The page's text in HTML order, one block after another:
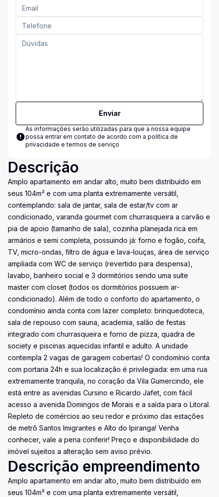
Enviar
As informações serão utilizadas para que a nossa equipe
possa entrar em contato de acordo com a política de
privacidade e termos de serviço
Descrição
Amplo apartamento em andar alto, muito bem distribuído em
seus 104m² e com uma planta extremamente versátil,
contemplando: sala de jantar, sala de estar/tv com ar
condicionado, varanda gourmet com churrasqueira a carvão e
pia de apoio (tamanho de sala), cozinha planejada rica em
armários e semi completa, possuindo já: forno e fogão, coifa,
TV, micro-ondas, filtro de água e lava-louças, área de serviço
ampliada com WC de serviço (revertido para despensa),
lavabo, banheiro social e 3 dormitórios sendo uma suíte
master com closet (todos os dormitórios possuem ar-
condicionado). Além de todo o conforto do apartamento, o
condomínio ainda conta com lazer completo: brinquedoteca,
sala de repouso com sauna, academia, salão de festas
integrado com churrasqueira e forno de pizza, quadra de
society e piscinas aquecidas infantil e adulto. A unidade
contempla 2 vagas de garagem cobertas! O condomínio conta
com portaria 24h e sua localização é privilegiada: em uma rua
extremamente tranquila, no coração da Vila Gumercindo, ele
está entre as avenidas Cursino e Ricardo Jafet, com fácil
acesso a avenida Domingos de Morais e a saída para o Litoral.
Repleto de comércios ao seu redor e próximo das estações
de metrô Santos Imigrantes e Alto do Ipiranga! Venha
conhecer, vale a pena conferir! Preço e disponibilidade do
imóvel sujeitos a alteração sem aviso prévio.
Descrição empreendimento
Amplo apartamento em andar alto, muito bem distribuído em
seus 104m² e com uma planta extremamente versátil,